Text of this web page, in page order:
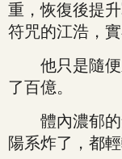
重，恢復後提
符咒的江浩，實
他只是隨便
了百億。
體內濃郁的
陽系炸了，都輕